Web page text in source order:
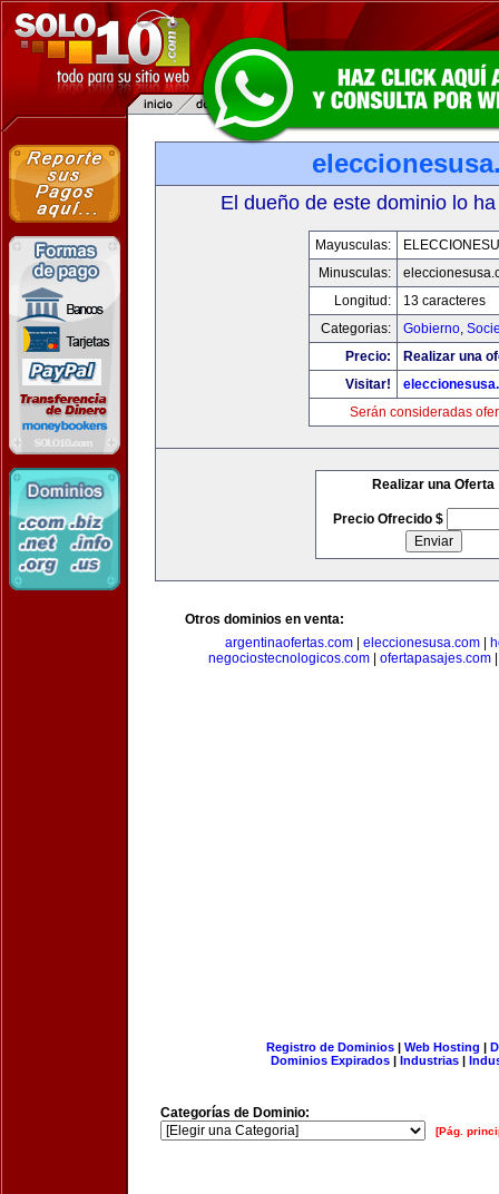
El dueño de este dominio lo
Mayusculas:
Minusculas:
Longitud:
13 caracteres
Categorias:
Gobierno,
Precio:
Realizar una
Visitar!
Serán consideradas
Realizar una Oferta
Precio Ofrecido $
Otros dominios en venta:
argentinaofertas.com| eleccionesusa.com|
negociostecnologicos.com
ofertapasajes.com
Registro de Dominios| Web Hosting |
Dominios Expirados | Industrias |
Categorías de Dominio:
[Pág.